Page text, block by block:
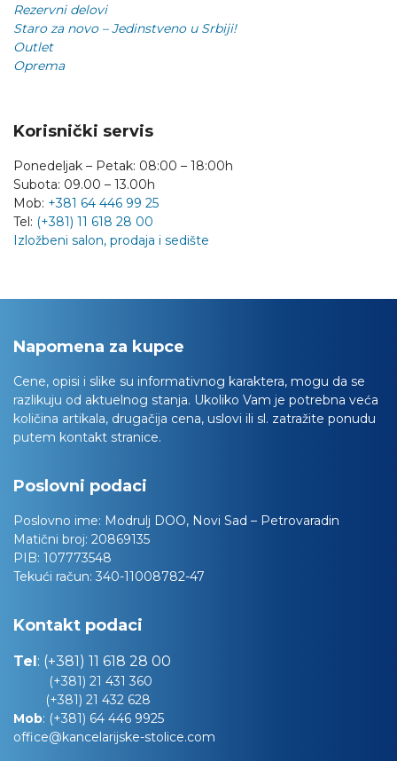
Rezervni delovi
Staro za novo – Jedinstveno u Srbiji!
Outlet
Oprema
Korisnički servis
Ponedeljak – Petak: 08:00 – 18:00h
Subota: 09.00 – 13.00h
Mob: +381 64 446 99 25
Tel: (+381) 11 618 28 00
Izložbeni salon, prodaja i sedište
Napomena za kupce
Cene, opisi i slike su informativnog karaktera, mogu da se
razlikuju od aktuelnog stanja. Ukoliko Vam je potrebna veća
količina artikala, drugačija cena, uslovi ili sl. zatražite ponudu
putem kontakt stranice.
Poslovni podaci
Poslovno ime: Modrulj DOO, Novi Sad – Petrovaradin
Matični broj: 20869135
PIB: 107773548
Tekući račun: 340-11008782-47
Kontakt podaci
Tel: (+381) 11 618 28 00
(+381) 21 431 360
(+381) 21 432 628
Mob: (+381) 64 446 9925
office@kancelarijske-stolice.com